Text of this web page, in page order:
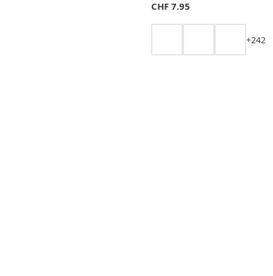
CHF 7.95
+242